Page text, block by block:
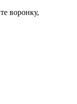
воронку,